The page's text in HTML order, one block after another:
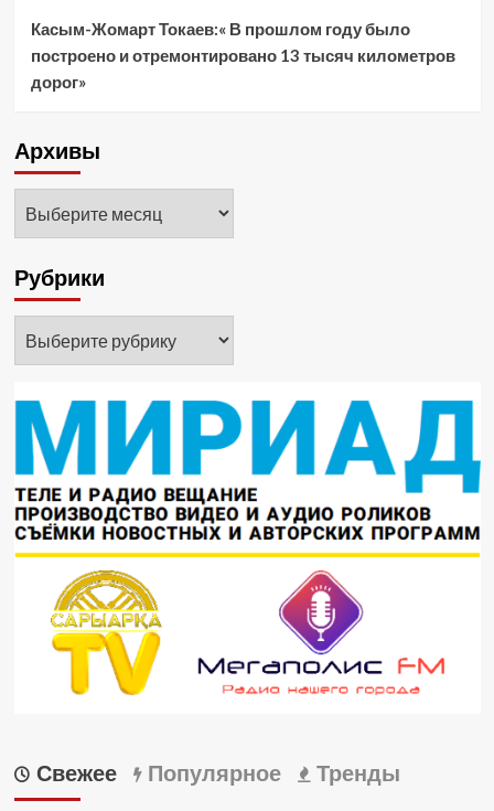
Касым-Жомарт Токаев:« В прошлом году было
построено и отремонтировано 13 тысяч километров
дорог»
Архивы
Рубрики
Свежее Популярное Тренды